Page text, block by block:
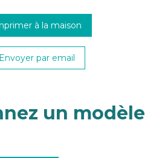
à la maison
Envoyer par email
un modèle